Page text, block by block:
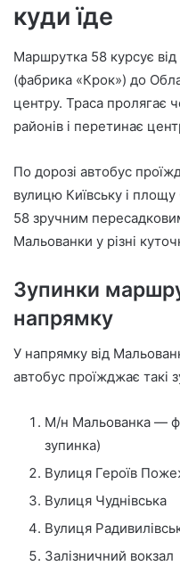
куди їде
Маршрутка 58 курсує
(фабрика «Крок») до
центру. Траса пролягає
районів і перетинає
По дорозі автобус
вулицю Київську і
58 зручним
Мальованки у різні
Зупинки
напрямку
У напрямку від
автобус проїжджає такі
М/н Мальованка —
зупинка)
Вулиця Героїв
Вулиця Чуднівська
Вулиця
Залізничний вокзал